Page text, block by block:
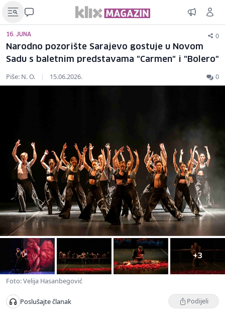
16. JUNA 0
Narodno pozorište Sarajevo gostuje u Novom
Sadu s baletnim predstavama "Carmen" i "Bolero"
Piše: N. O. | 15.06.2026. 0
+3
Foto: Velija Hasanbegović
Poslušajte članak Podijeli